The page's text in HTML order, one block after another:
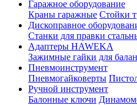
Гаражное оборудование
Краны гаражные Стойки
Дископравное
Станки для правки
Адаптеры HAWEKA
Зажимные гайки для
Пневмоинструмент
Пневмогайковерты
Ручной инструмент
Балонные ключи